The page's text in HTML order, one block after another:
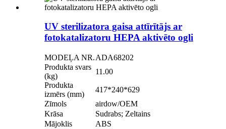
UV sterilizatora gaisa attīrītājs ar
fotokatalizatoru HEPA aktivēto ogli
MODEĻA NR.ADA68202
Produkta svars
(kg)
11.00
Produkta
izmērs (mm)
417*240*629
Zīmols
airdow/OEM
Krāsa
Sudrabs; Zeltains
Mājoklis
ABS